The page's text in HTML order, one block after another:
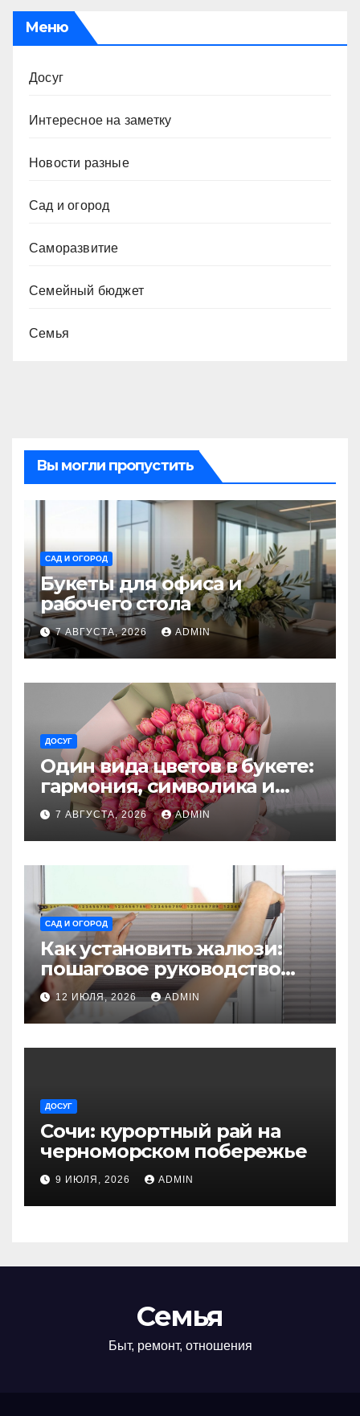
Меню
Досуг
Интересное на заметку
Новости разные
Сад и огород
Саморазвитие
Семейный бюджет
Семья
Вы могли пропустить
САД И ОГОРОД
Букеты для офиса и
рабочего стола
7 АВГУСТА, 2026 ADMIN
ДОСУГ
Один вида цветов в букете:
гармония, символика и
секреты ухода
7 АВГУСТА, 2026 ADMIN
САД И ОГОРОД
Как установить жалюзи:
пошаговое руководство
для начинающих
12 ИЮЛЯ, 2026 ADMIN
ДОСУГ
Сочи: курортный рай на
черноморском побережье
9 ИЮЛЯ, 2026 ADMIN
Семья
Быт, ремонт, отношения